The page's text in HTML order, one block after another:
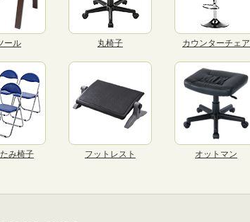
ール 丸椅子 カウンターチェア
み椅子 フットレスト オットマン